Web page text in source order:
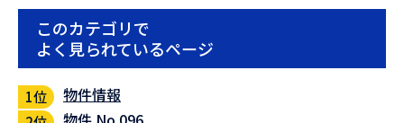
このカテゴリで
よく見られているページ
物件情報